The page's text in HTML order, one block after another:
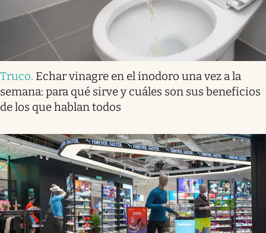
Truco. Echar vinagre en el inodoro una vez a la
semana: para qué sirve y cuáles son sus beneficios
de los que hablan todos